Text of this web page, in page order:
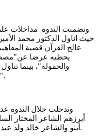
وتضمنت الندوة مداخلات
حيث اناول الدكتور محمد
عالج القرآن قضية
يحظيه عرضا
والحمولة"، بينما
الطوفان… قراءة في نسق الاستعارة".
وتدخلت خلال الندوة
أبرزهم الشاعر المختار
أبنو والشاعر خالد ولد عبد الودود والباحث عالي سيسي وآخرين.